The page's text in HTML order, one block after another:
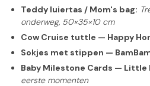
Teddy luiertas / Mom's bag:
onderweg, 50×35×10 cm
Cow Cruise tuttle — Happy
Sokjes met stippen —
Baby Milestone Cards — Little
eerste momenten